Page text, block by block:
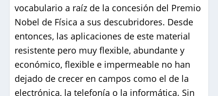
vocabulario a raíz de la concesión del Premio
Nobel de Física a sus descubridores. Desde
entonces, las aplicaciones de este material
resistente pero muy flexible, abundante y
económico, flexible e impermeable no han
dejado de crecer en campos como el de la
electrónica, la telefonía o la informática. Sin